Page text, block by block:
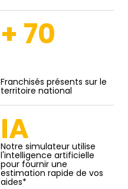
+ 70
Franchisés présents sur le
territoire national
IA
Notre simulateur utilise
l'intelligence artificielle
pour fournir une
estimation rapide de vos
aides*